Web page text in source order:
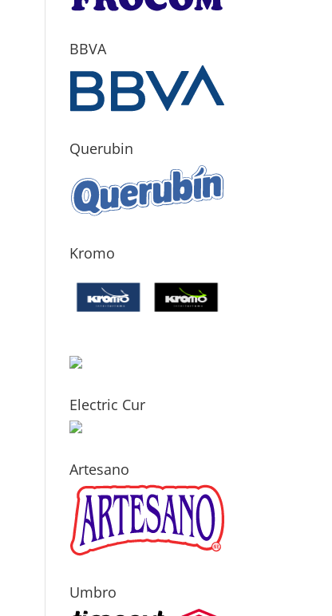
BBVA
Querubin
Kromo
Electric Cur
Artesano
Umbro